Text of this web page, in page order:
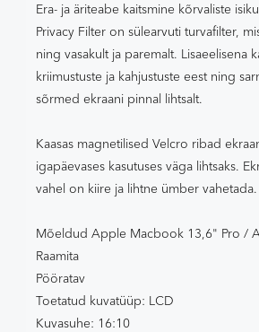
Era- ja äriteabe kaitsmine kõrvaliste
Privacy Filter on sülearvuti turvafilter,
ning vasakult ja paremalt. Lisaeelisena
kriimustuste ja kahjustuste eest ning
sõrmed ekraani pinnal lihtsalt.
Kaasas magnetilised Velcro ribad
igapäevases kasutuses väga lihtsaks.
vahel on kiire ja lihtne ümber vahetada.
Mõeldud Apple Macbook 13,6" Pro /
Raamita
Pööratav
Toetatud kuvatüüp: LCD
Kuvasuhe: 16:10